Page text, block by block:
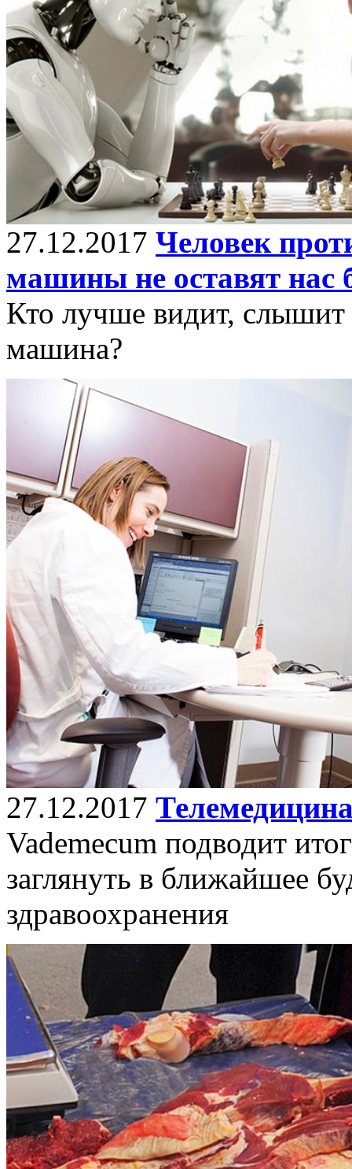
27.12.2017 Человек
машины не оставят нас
Кто лучше видит,
машина?
27.12.2017
Vademecum подводит
заглянуть в ближайшее
здравоохранения